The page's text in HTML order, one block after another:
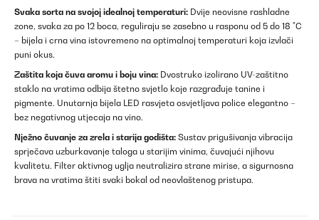
Svaka sorta na svojoj idealnoj temperaturi: Dvije neovisne rashladne
zone, svaka za po 12 boca, reguliraju se zasebno u rasponu od 5 do 18 °C
– bijela i crna vina istovremeno na optimalnoj temperaturi koja izvlači
puni okus.
Zaštita koja čuva aromu i boju vina: Dvostruko izolirano UV-zaštitno
staklo na vratima odbija štetno svjetlo koje razgrađuje tanine i
pigmente. Unutarnja bijela LED rasvjeta osvjetljava police elegantno –
bez negativnog utjecaja na vino.
Nježno čuvanje za zrela i starija godišta: Sustav prigušivanja vibracija
sprječava uzburkavanje taloga u starijim vinima, čuvajući njihovu
kvalitetu. Filter aktivnog uglja neutralizira strane mirise, a sigurnosna
brava na vratima štiti svaki bokal od neovlaštenog pristupa.